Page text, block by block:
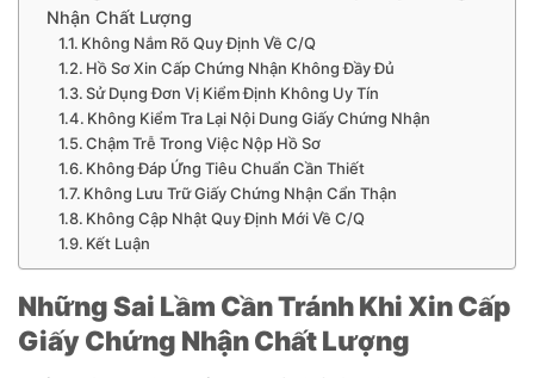
Nhận Chất Lượng
Không Nắm Rõ Quy Định Về C/Q
Hồ Sơ Xin Cấp Chứng Nhận Không Đầy Đủ
Sử Dụng Đơn Vị Kiểm Định Không Uy Tín
Không Kiểm Tra Lại Nội Dung Giấy Chứng Nhận
Chậm Trễ Trong Việc Nộp Hồ Sơ
Không Đáp Ứng Tiêu Chuẩn Cần Thiết
Không Lưu Trữ Giấy Chứng Nhận Cẩn Thận
Không Cập Nhật Quy Định Mới Về C/Q
Kết Luận
Những Sai Lầm Cần Tránh Khi Xin Cấp
Giấy Chứng Nhận Chất Lượng